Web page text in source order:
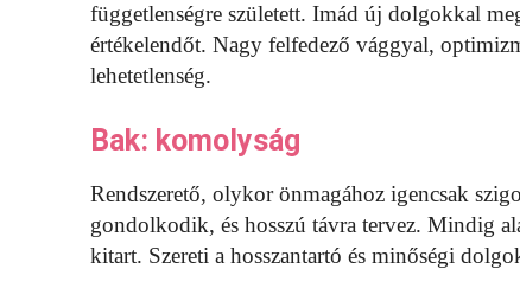
függetlenségre született. Imád új dolgokkal
értékelendőt. Nagy felfedező vággyal,
lehetetlenség.
Bak: komolyság
Rendszerető, olykor önmagához igencsak
gondolkodik, és hosszú távra tervez. Mindig
kitart. Szereti a hosszantartó és minőségi